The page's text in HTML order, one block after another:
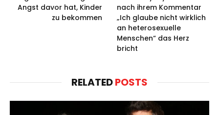
Angst davor hat, Kinder
zu bekommen
nach ihrem Kommentar
„Ich glaube nicht wirklich
an heterosexuelle
Menschen“ das Herz
bricht
RELATEDPOSTS